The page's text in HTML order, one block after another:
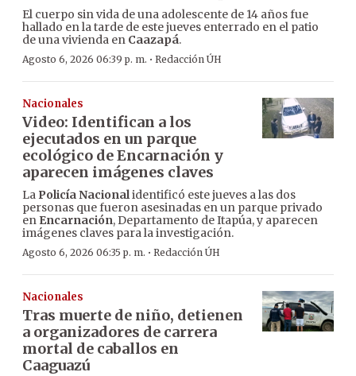
El cuerpo sin vida de una adolescente de 14 años fue
hallado en la tarde de este jueves enterrado en el patio
de una vivienda en Caazapá.
Agosto 6, 2026 06:39 p. m. · Redacción ÚH
Nacionales
Video: Identifican a los
ejecutados en un parque
ecológico de Encarnación y
aparecen imágenes claves
La Policía Nacionalidentificó este jueves a las dos
personas que fueron asesinadas en un parque privado
en Encarnación, Departamento de Itapúa, y aparecen
imágenes claves para la investigación.
Agosto 6, 2026 06:35 p. m. · Redacción ÚH
Nacionales
Tras muerte de niño, detienen
a organizadores de carrera
mortal de caballos en
Caaguazú